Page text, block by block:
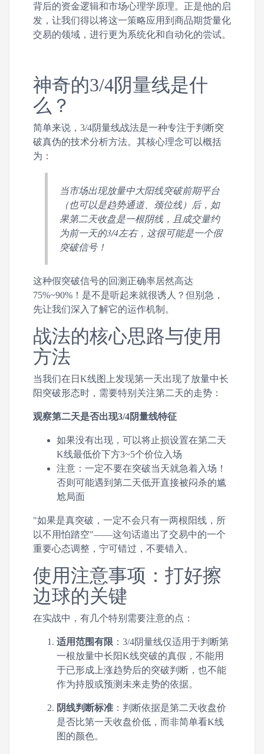
背后的资金逻辑和市场心理学原理。正是他的启
发，让我们得以将这一策略应用到商品期货量化
交易的领域，进行更为系统化和自动化的尝试。
神奇的3/4阴量线是什
么？
简单来说，3/4阴量线战法是一种专注于判断突
破真伪的技术分析方法。其核心理念可以概括
为：
当市场出现放量中大阳线突破前期平台
（也可以是趋势通道、颈位线）后，如
果第二天收盘是一根阴线，且成交量约
为前一天的3/4左右，这很可能是一个假
突破信号！
这种假突破信号的回测正确率居然高达
75%~90%！是不是听起来就很诱人？但别急，
先让我们深入了解它的运作机制。
战法的核心思路与使用
方法
当我们在日K线图上发现第一天出现了放量中长
阳突破形态时，需要特别关注第二天的走势：
观察第二天是否出现3/4阴量线特征
如果没有出现，可以将止损设置在第二天
K线最低价下方3~5个价位入场
注意：一定不要在突破当天就急着入场！
否则可能遇到第二天低开直接被闷杀的尴
尬局面
"如果是真突破，一定不会只有一两根阳线，所
以不用怕踏空"——这句话道出了交易中的一个
重要心态调整，宁可错过，不要错入。
使用注意事项：打好擦
边球的关键
在实战中，有几个特别需要注意的点：
适用范围有限 ：3/4阴量线仅适用于判断第
一根放量中长阳K线突破的真假，不能用
于已形成上涨趋势后的突破判断，也不能
作为持股或预测未来走势的依据。
阴线判断标准 ：判断依据是第二天收盘价
是否比第一天收盘价低，而非简单看K线
图的颜色。